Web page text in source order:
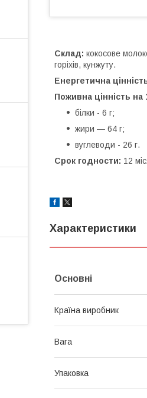
Склад: кокосове
горіхів, кунжуту.
Енергетична
Поживна цінність на
білки - 6 г;
жири — 64 г;
вуглеводи - 26 г.
Срок годности: 12
Характеристики
Основні
Країна виробник
Вага
Упаковка